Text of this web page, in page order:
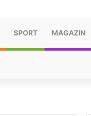
SPORT MAGAZIN